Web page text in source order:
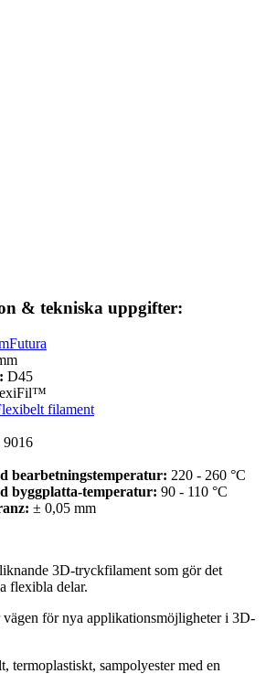
& tekniska uppgifter:
D45
filament
bearbetningstemperatur: 220 - 260 °C
byggplatta-temperatur: 90 - 110 °C
± 0,05 mm
3D-tryckfilament som gör det
flexibla delar.
för nya applikationsmöjligheter i 3D-
sampolyester med en